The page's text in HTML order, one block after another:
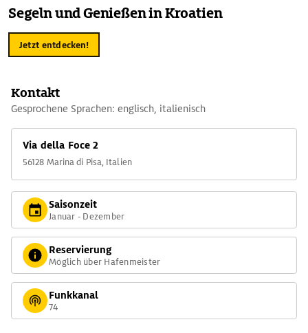
Segeln und Genießen in Kroatien
Jetzt entdecken!
Kontakt
Gesprochene Sprachen: englisch, italienisch
Via della Foce 2
56128 Marina di Pisa, Italien
Saisonzeit
Januar - Dezember
Reservierung
Möglich über Hafenmeister
Funkkanal
74